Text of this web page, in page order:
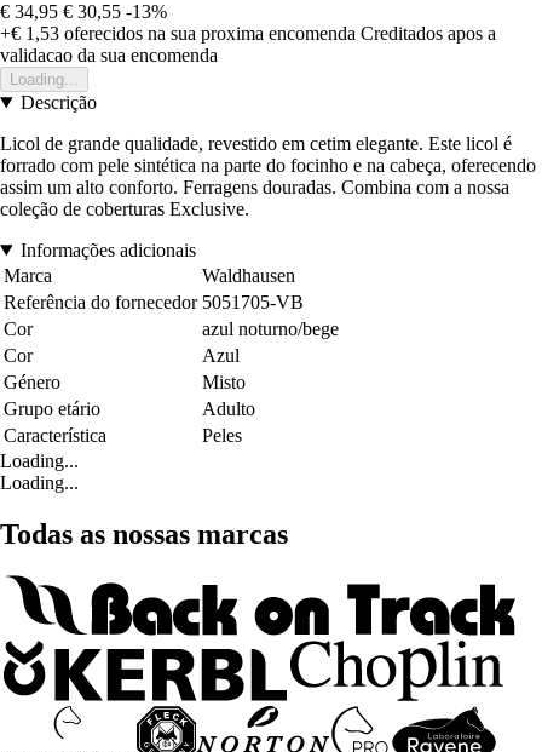
€ 34,95 € 30,55 -13%
+€ 1,53 oferecidos na sua proxima encomenda Creditados apos a
validacao da sua encomenda
Loading...
Descrição
Licol de grande qualidade, revestido em cetim elegante. Este licol é
forrado com pele sintética na parte do focinho e na cabeça, oferecendo
assim um alto conforto. Ferragens douradas. Combina com a nossa
coleção de coberturas Exclusive.
Informações adicionais
Marca
Waldhausen
Referência do fornecedor 5051705-VB
Cor
azul noturno/bege
Cor
Azul
Género
Misto
Grupo etário
Adulto
Característica
Peles
Loading...
Loading...
Todas as nossas marcas